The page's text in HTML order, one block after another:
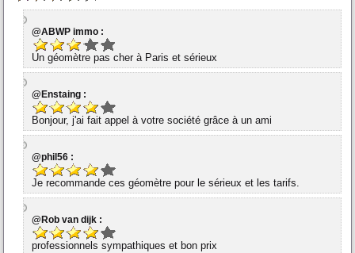
@ABWP immo :
Un géomètre pas cher à Paris et sérieux
@Enstaing :
Bonjour, j'ai fait appel à votre société grâce à un ami
@phil56 :
Je recommande ces géomètre pour le sérieux et les tarifs.
@Rob van dijk :
professionnels sympathiques et bon prix